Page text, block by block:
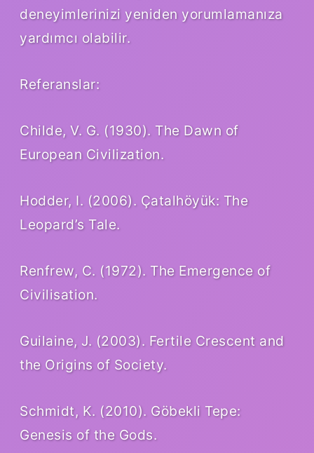
deneyimlerinizi yeniden yorumlamanıza
yardımcı olabilir.
Referanslar:
Childe, V. G. (1930). The Dawn of
European Civilization.
Hodder, I. (2006). Çatalhöyük: The
Leopard’s Tale.
Renfrew, C. (1972). The Emergence of
Civilisation.
Guilaine, J. (2003). Fertile Crescent and
the Origins of Society.
Schmidt, K. (2010). Göbekli Tepe:
Genesis of the Gods.